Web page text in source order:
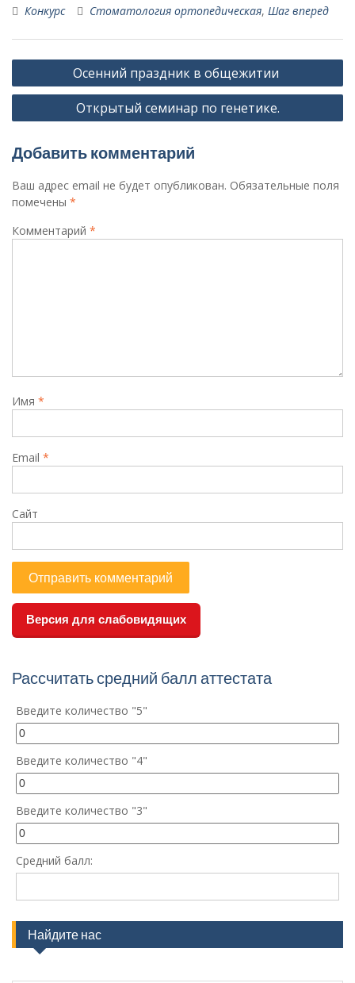
Конкурс Стоматология ортопедическая, Шаг вперед
Навигация
по
Осенний праздник в общежитии
Открытый семинар по генетике.
Добавить комментарий
Ваш адрес email не будет опубликован. Обязательные поля
помечены *
Комментарий *
Имя *
Email *
Сайт
Версия для слабовидящих
Рассчитать средний балл аттестата
Введите количество "5"
Введите количество "4"
Введите количество "3"
Средний балл:
Найдите нас